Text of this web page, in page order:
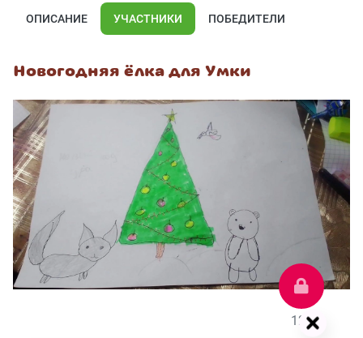
ОПИСАНИЕ УЧАСТНИКИ ПОБЕДИТЕЛИ
Новогодняя ёлка для Умки
121